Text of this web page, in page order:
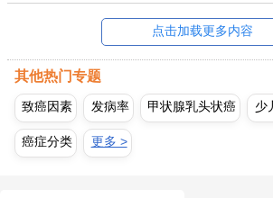
点击加载更多内容
其他热门专题
致癌因素 发病率 甲状腺乳头状癌 少
癌症分类 更多 >